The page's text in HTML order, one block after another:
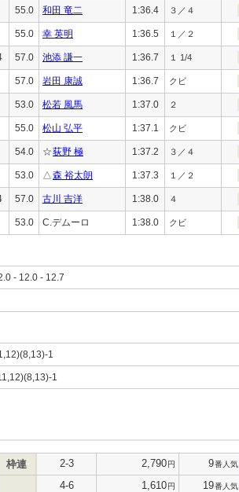
55.0 和田 竜二 1:36.4 ３／４
55.0 幸 英明 1:36.5 １／２
57.0 池添 謙一 1:36.7 １ 1/4
57.0 岩田 康誠 1:36.7 クビ
53.0 松若 風馬 1:37.0 ２
55.0 松山 弘平 1:37.1 クビ
54.0 ☆荻野 極 1:37.2 ３／４
53.0 △森 裕太朗 1:37.3 １／２
57.0 古川 吉洋 1:38.0 ４
53.0 C.デムーロ 1:38.0 クビ
- 12.0 - 12.7
1
1
枠連 2-3 2,790円 9番人気
4-6 1,610円 19番人気